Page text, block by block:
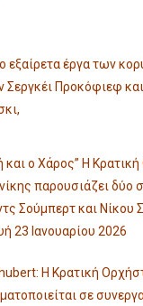
εξαίρετα έργα των
Προκόφιεφ και
και ο Χάρος” Η
παρουσιάζει δύο
Σούμπερτ και Νίκου
23 Ιανουαρίου 2026
Η Κρατική
σε